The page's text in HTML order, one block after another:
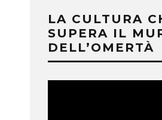
LA CULTURA
SUPERA IL
DELL’OMERTÀ